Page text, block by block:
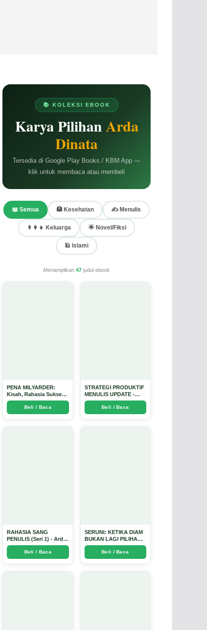
📚 KOLEKSI EBOOK
Karya PilihanArda
Dinata
Tersedia di Google Play Books / KBM App —
klik untuk membaca atau membeli
📖 Semua 🏥 Kesehatan ✍️ Menulis
👨‍👩‍👧 Keluarga 🌟 Novel/Fiksi
🕌 Islami
Menampilkan 47 judul ebook
PENA MILYARDER:
Kisah, Rahasia Sukses,
dan Panduan Menjadi
Penulis 1 Milyar di KBM
App dari Nol - Arda
Dinata
Beli / Baca
STRATEGI PRODUKTIF
MENULIS UPDATE -
Arda Dinata
Beli / Baca
RAHASIA SANG
PENULIS (Seri 1) - Arda
Dinata
Beli / Baca
SERUNI: KETIKA DIAM
BUKAN LAGI PILIHAN -
Arda Dinata
Beli / Baca